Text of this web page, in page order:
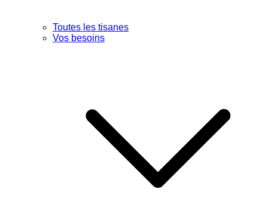
Toutes les tisanes
Vos besoins